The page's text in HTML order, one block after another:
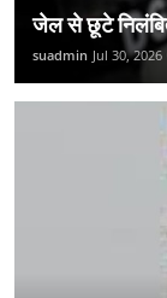
जेल से छूटे
suadmin Jul 30, 2026